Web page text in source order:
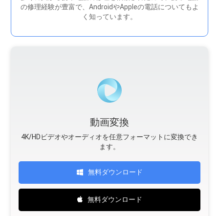
の修理経験が豊富で、AndroidやAppleの電話についてもよ
く知っています。
動画変換
4K/HDビデオやオーディオを任意フォーマットに変換でき
ます。
無料ダウンロード
無料ダウンロード